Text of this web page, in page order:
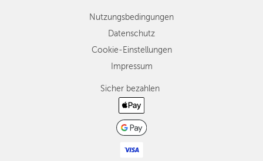
Nutzungsbedingungen
Datenschutz
Cookie-Einstellungen
Impressum
Sicher bezahlen